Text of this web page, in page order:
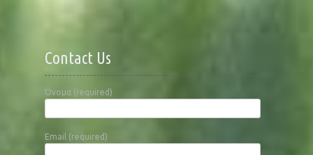
Contact Us
Όνομα (required)
Email (required)